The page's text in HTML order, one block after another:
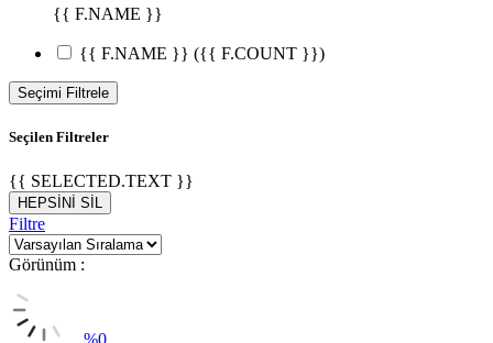
{{ F.NAME }}
{{ F.NAME }} ({{ F.COUNT }})
Seçimi Filtrele
Seçilen Filtreler
{{ SELECTED.TEXT }}
HEPSİNİ SİL
Filtre
Görünüm :
%0